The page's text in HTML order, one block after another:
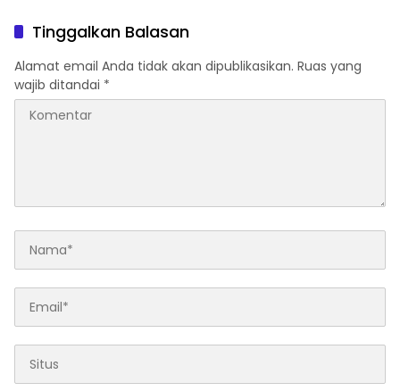
Perkuat Pembangunan
Satuan
Tinggalkan Balasan
Alamat email Anda tidak akan dipublikasikan. Ruas yang
wajib ditandai *